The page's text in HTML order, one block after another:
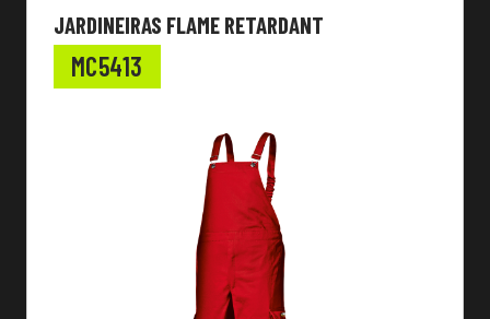
JARDINEIRAS FLAME RETARDANT
MC5413